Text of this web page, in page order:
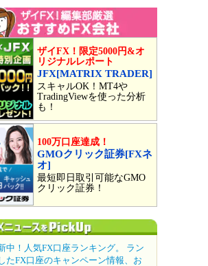
ザイFX！限定5000円&オ
リジナルレポート
JFX[MATRIX TRADER]
スキャルOK！MT4や
TradingViewを使った分析
も！
100万口座達成！
GMOクリック証券[FXネ
オ]
最短即日取引可能なGMO
クリック証券！
中！人気FX口座ランキング。 ラン
たFX口座のキャンペーン情報、お